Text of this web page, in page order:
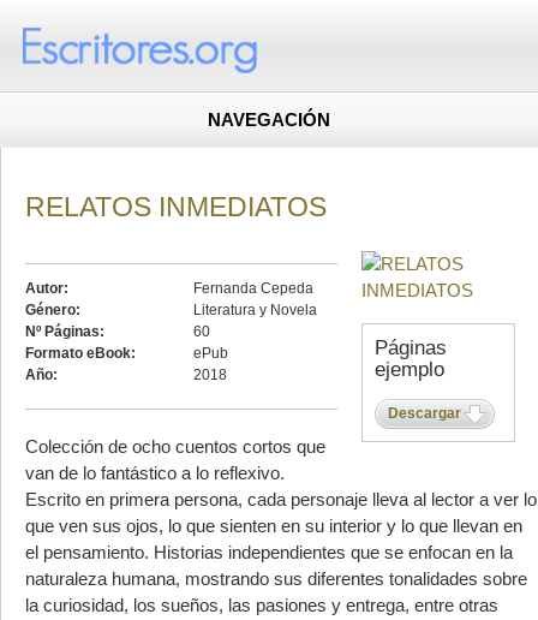
NAVEGACIÓN
Páginas
ejemplo
Descargar
RELATOS INMEDIATOS
Autor:
Fernanda Cepeda
Género:
Literatura y Novela
Nº Páginas:
60
Formato eBook:
ePub
Año:
2018
Colección de ocho cuentos cortos que
van de lo fantástico a lo reflexivo.
Escrito en primera persona, cada personaje lleva al lector a ver lo
que ven sus ojos, lo que sienten en su interior y lo que llevan en
el pensamiento. Historias independientes que se enfocan en la
naturaleza humana, mostrando sus diferentes tonalidades sobre
la curiosidad, los sueños, las pasiones y entrega, entre otras